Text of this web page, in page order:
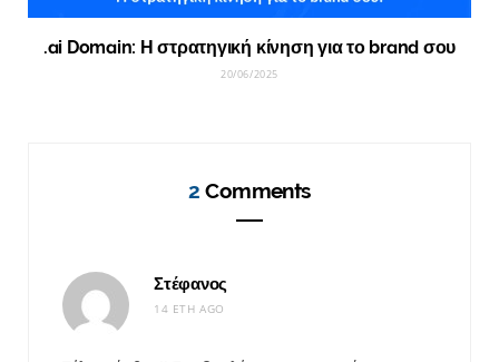
.ai Domain: Η στρατηγική κίνηση για το brand σου
20/06/2025
2 Comments
Στέφανος
14 ΈΤΗ AGO